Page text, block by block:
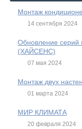
Монтаж
14 сентября 2024
Обновление серий
(ХАЙСЕНС)
07 мая 2024
Монтаж двух
01 марта 2024
МИР КЛИМАТА
20 февраля 2024